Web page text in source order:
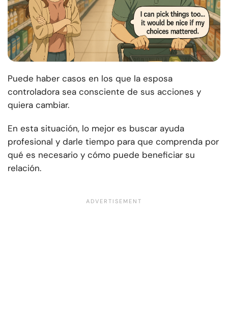
Puede haber casos en los que la esposa
controladora sea consciente de sus acciones y
quiera cambiar.
En esta situación, lo mejor es buscar ayuda
profesional y darle tiempo para que comprenda por
qué es necesario y cómo puede beneficiar su
relación.